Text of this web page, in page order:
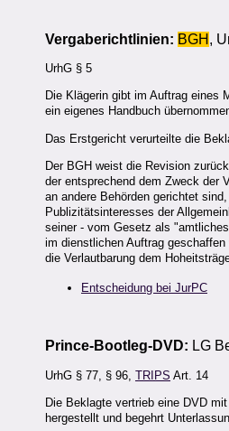
Vergaberichtlinien: BGH ,
UrhG § 5
Die Klägerin gibt im Auftrag eines
ein eigenes Handbuch
Das Erstgericht verurteilte die
Der BGH weist die Revision
der entsprechend dem Zweck der
an andere Behörden gerichtet
Publizitätsinteresses der
seiner - vom Gesetz als
im dienstlichen Auftrag
die Verlautbarung dem
Entscheidung bei JurPC
Prince-Bootleg-DVD: LG
UrhG § 77, § 96, TRIPS Art. 14
Die Beklagte vertrieb eine DVD
hergestellt und begehrt